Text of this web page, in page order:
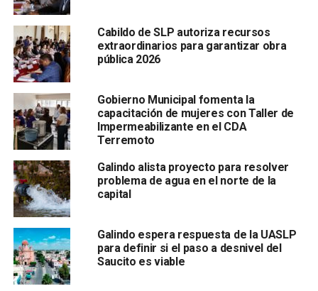
Con estas acciones de mantenimiento a la infraestructura
hidráulica, el Ayuntamiento de SLP no solo cuida el
patrimonio arquitectónico de San Luis Capital, sino que
responde con acciones directas y visibles que
mejoran la circulación y bienestar del Corazón de San
Luis
.
Con el impulso delalcalde Enrique Galindo, el Gobierno
de la Capital continúa respondiendo a la ciudadanía
Cabildo de SLP autoriza recursos
extraordinarios para garantizar obra
pública 2026
Gobierno Municipal fomenta la
capacitación de mujeres con Taller de
Impermeabilizante en el CDA
Terremoto
Galindo alista proyecto para resolver
problema de agua en el norte de la
capital
Galindo espera respuesta de la UASLP
para definir si el paso a desnivel del
Saucito es viable